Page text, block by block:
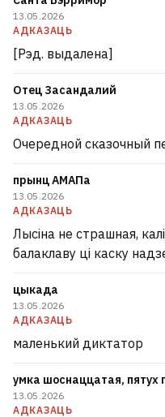
13.05.2026
АДКАЗАЦЬ
[Рэд. выдалена]
Отец Засандалий
13.05.2026
АДКАЗАЦЬ
Очередной сказочный
прынц АМАПа
13.05.2026
АДКАЗАЦЬ
Лысіна не страшная,
балаклаву ці каску
цыкада
13.05.2026
АДКАЗАЦЬ
маленький диктатор
умка шоснаццатая, пятух
13.05.2026
АДКАЗАЦЬ